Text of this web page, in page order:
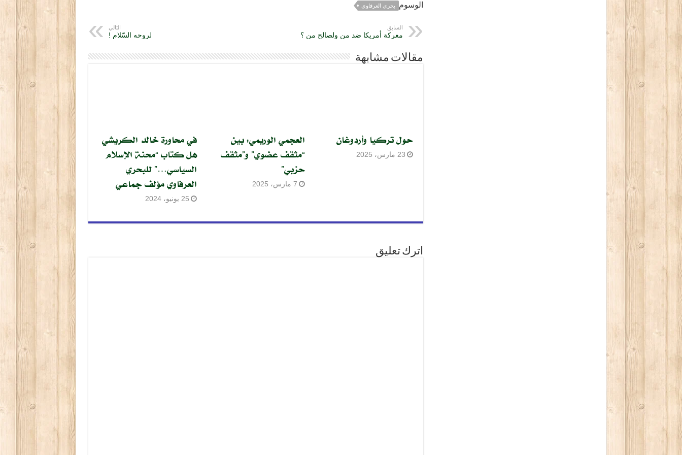
الوسوم بحري العرفاوي
السابق
معركة أمريكا ضد من ولصالح من ؟
التالي
لروحه السّلام !
مقالات مشابهة
حول تركيا وأردوغان
23 مارس، 2025
العجمي الوريمي: بين
“مثقف عضوي” و”مثقف
حزبي”
7 مارس، 2025
في محاورة خالد الكريشي
هل كتاب “محنة الإسلام
السياسي…” للبحري
العرفاوي مؤلف جماعي
25 يونيو، 2024
اترك تعليق